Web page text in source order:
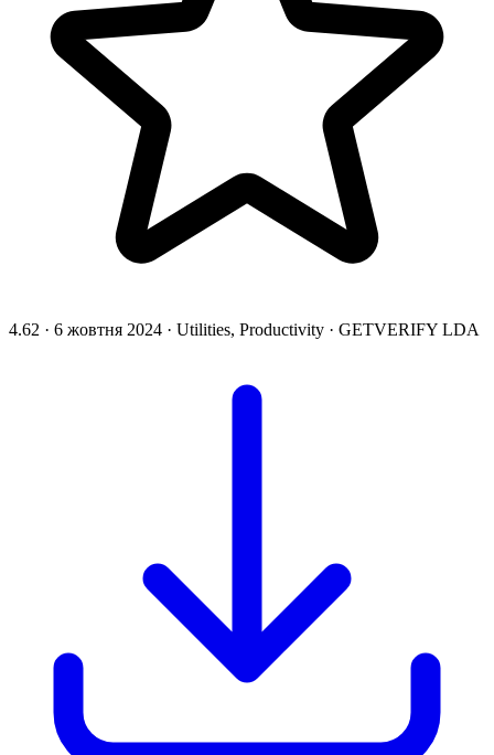
4.62 · 6 жовтня 2024 · Utilities, Productivity · GETVERIFY LDA